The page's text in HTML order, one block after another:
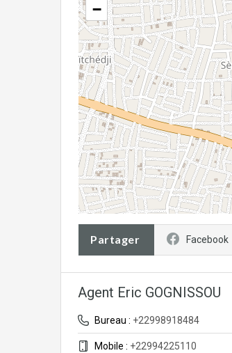
−
Partager Facebook
Agent Eric GOGNISSOU
Bureau : +22998918484
Mobile : +22994225110